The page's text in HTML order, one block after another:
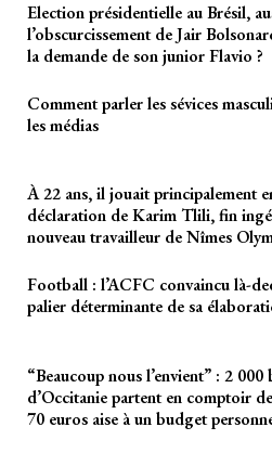
Election présidentielle au Brésil,
l’obscurcissement de Jair
la demande de son junior Flavio ?
Comment parler les sévices
les médias
À 22 ans, il jouait principalement
déclaration de Karim Tlili, fin
nouveau travailleur de Nîmes
Football : l’ACFC convaincu là-
palier déterminante de sa
“Beaucoup nous l’envient” : 2 000
d’Occitanie partent en comptoir
70 euros aise à un budget